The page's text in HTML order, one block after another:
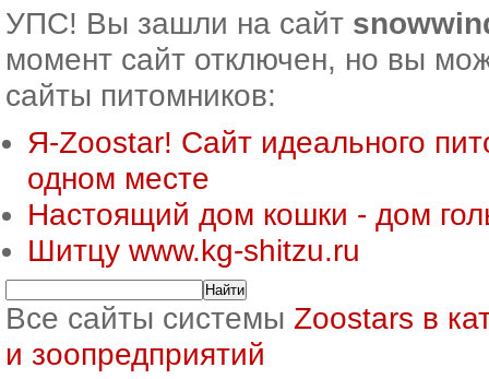
УПС! Вы зашли на сайт
момент сайт отключен, но вы
сайты питомников:
Я-Zoostar! Сайт идеального
одном месте
Настоящий дом кошки - дом
Шитцу www.kg-shitzu.ru
Все сайты системы Zoostars в
и зоопредприятий